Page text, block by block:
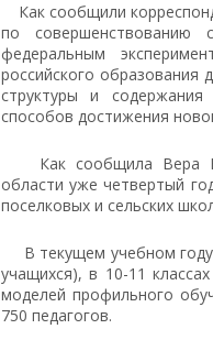
Как сообщили
по совершенствованию
федеральным
российского образования
структуры и
способов достижения
Как сообщила Вера
области уже четвертый
поселковых и сельских
В текущем учебном году
учащихся), в 10-11
моделей профильного
750 педагогов.